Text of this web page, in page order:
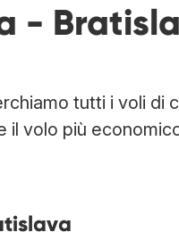
-
tutti i voli di
volo più